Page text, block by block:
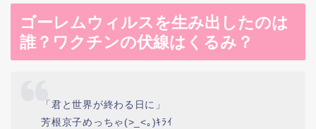
ゴーレムウィルスを生み出したのは
誰？ワクチンの伏線はくるみ？
「君と世界が終わる日に」
芳根京子めっちゃ(>_<｡)ｷﾗｲ